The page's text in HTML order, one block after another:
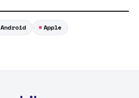
Android
Apple